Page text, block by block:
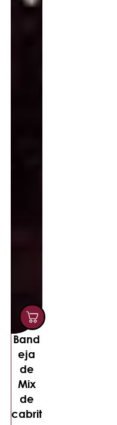
Band
eja
de
Mix
de
cabrit